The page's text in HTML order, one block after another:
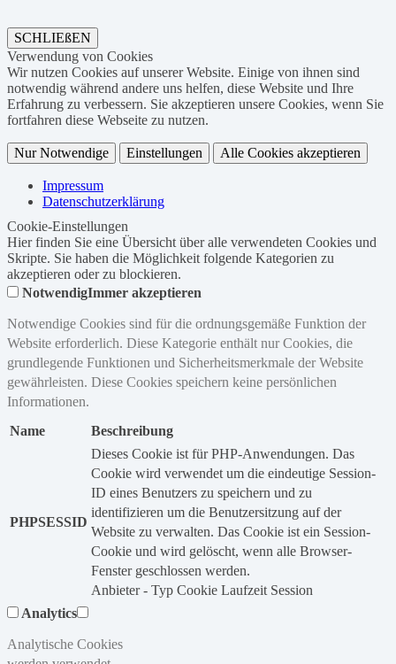
SCHLIEßEN
Verwendung von Cookies
Wir nutzen Cookies auf unserer Website. Einige von ihnen sind
notwendig während andere uns helfen, diese Website und Ihre
Erfahrung zu verbessern. Sie akzeptieren unsere Cookies, wenn Sie
fortfahren diese Webseite zu nutzen.
Nur Notwendige Einstellungen Alle Cookies akzeptieren
Impressum
Datenschutzerklärung
Cookie-Einstellungen
Hier finden Sie eine Übersicht über alle verwendeten Cookies und
Skripte. Sie haben die Möglichkeit folgende Kategorien zu
akzeptieren oder zu blockieren.
NotwendigImmer akzeptieren
Notwendige Cookies sind für die ordnungsgemäße Funktion der
Website erforderlich. Diese Kategorie enthält nur Cookies, die
grundlegende Funktionen und Sicherheitsmerkmale der Website
gewährleisten. Diese Cookies speichern keine persönlichen
Informationen.
Name
Beschreibung
PHPSESSID
Dieses Cookie ist für PHP-Anwendungen. Das
Cookie wird verwendet um die eindeutige Session-
ID eines Benutzers zu speichern und zu
identifizieren um die Benutzersitzung auf der
Website zu verwalten. Das Cookie ist ein Session-
Cookie und wird gelöscht, wenn alle Browser-
Fenster geschlossen werden.
Anbieter - Typ Cookie Laufzeit Session
Analytics
Analytische Cookies